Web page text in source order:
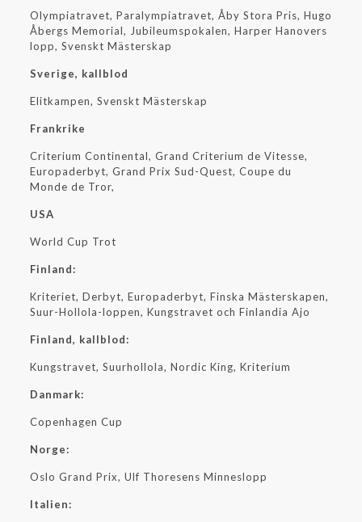
Olympiatravet, Paralympiatravet, Åby Stora Pris, Hugo
Åbergs Memorial, Jubileumspokalen, Harper Hanovers
lopp, Svenskt Mästerskap
Sverige, kallblod
Elitkampen, Svenskt Mästerskap
Frankrike
Criterium Continental, Grand Criterium de Vitesse,
Europaderbyt, Grand Prix Sud-Quest, Coupe du
Monde de Tror,
USA
World Cup Trot
Finland:
Kriteriet, Derbyt, Europaderbyt, Finska Mästerskapen,
Suur-Hollola-loppen, Kungstravet och Finlandia Ajo
Finland, kallblod:
Kungstravet, Suurhollola, Nordic King, Kriterium
Danmark:
Copenhagen Cup
Norge:
Oslo Grand Prix, Ulf Thoresens Minneslopp
Italien: